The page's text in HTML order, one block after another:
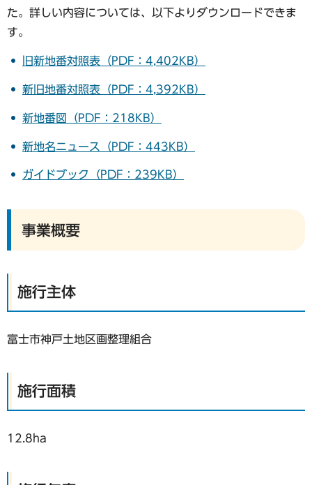
た。詳しい内容については、以下よりダウンロードできま
す。
旧新地番対照表（PDF：4,402KB）
新旧地番対照表（PDF：4,392KB）
新地番図（PDF：218KB）
新地名ニュース（PDF：443KB）
ガイドブック（PDF：239KB）
事業概要
施行主体
富士市神戸土地区画整理組合
施行面積
12.8ha